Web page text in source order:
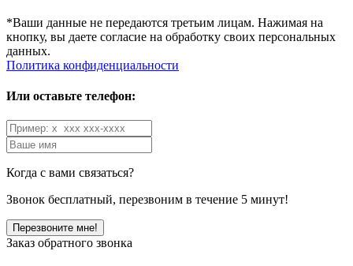
*Ваши данные не передаются третьим лицам. Нажимая на
кнопку, вы даете согласие на обработку своих персональных
данных.
Политика конфиденциальности
Или оставьте телефон:
Когда с вами связаться?
Звонок бесплатный, перезвоним в течение 5 минут!
Заказ обратного звонка